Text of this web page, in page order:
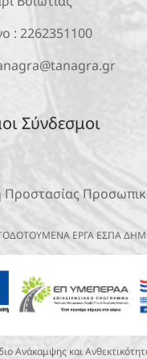
: 2262351100
Σύνδεσμοι
Προστασίας
ΕΡΓΑ ΕΣΠΑ
Ανάκαμψης και